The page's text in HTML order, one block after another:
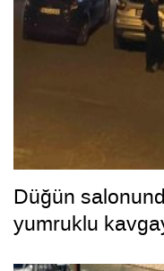
Düğün
yumruklu